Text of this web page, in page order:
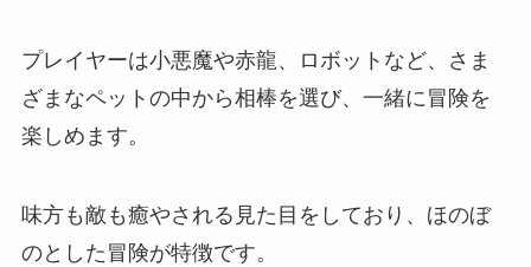
プレイヤーは小悪魔や赤龍、ロボットなど、さま
ざまなペットの中から相棒を選び、一緒に冒険を
楽しめます。
味方も敵も癒やされる見た目をしており、ほのぼ
のとした冒険が特徴です。